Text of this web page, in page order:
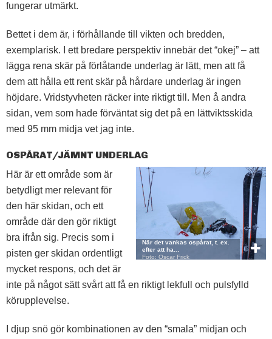
fungerar utmärkt.
Bettet i dem är, i förhållande till vikten och bredden,
exemplarisk. I ett bredare perspektiv innebär det “okej” – att
lägga rena skär på förlåtande underlag är lätt, men att få
dem att hålla ett rent skär på hårdare underlag är ingen
höjdare. Vridstyvheten räcker inte riktigt till. Men å andra
sidan, vem som hade förväntat sig det på en lättviktsskida
med 95 mm midja vet jag inte.
OSPÅRAT/JÄMNT UNDERLAG
När det vankas ospårat, t. ex.
efter att ha…
Foto: Oscar Frick
Här är ett område som är
betydligt mer relevant för
den här skidan, och ett
område där den gör riktigt
bra ifrån sig. Precis som i
pisten ger skidan ordentligt
mycket respons, och det är
inte på något sätt svårt att få en riktigt lekfull och pulsfylld
körupplevelse.
I djup snö gör kombinationen av den “smala” midjan och